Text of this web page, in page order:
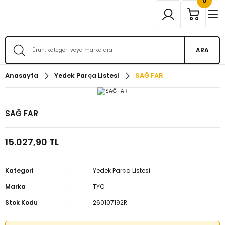
ARA
Anasayfa Yedek Parça Listesi SAĞ FAR
SAĞ FAR
15.027,90 TL
Kategori
Yedek Parça Listesi
Marka
TYC
Stok Kodu
260107192R